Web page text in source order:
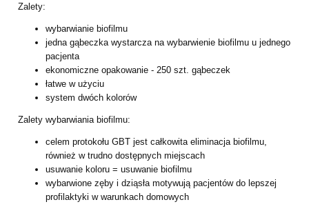
Zalety:
wybarwianie biofilmu
jedna gąbeczka wystarcza na wybarwienie biofilmu u jednego
pacjenta
ekonomiczne opakowanie - 250 szt. gąbeczek
łatwe w użyciu
system dwóch kolorów
Zalety wybarwiania biofilmu:
celem protokołu GBT jest całkowita eliminacja biofilmu,
również w trudno dostępnych miejscach
usuwanie koloru = usuwanie biofilmu
wybarwione zęby i dziąsła motywują pacjentów do lepszej
profilaktyki w warunkach domowych